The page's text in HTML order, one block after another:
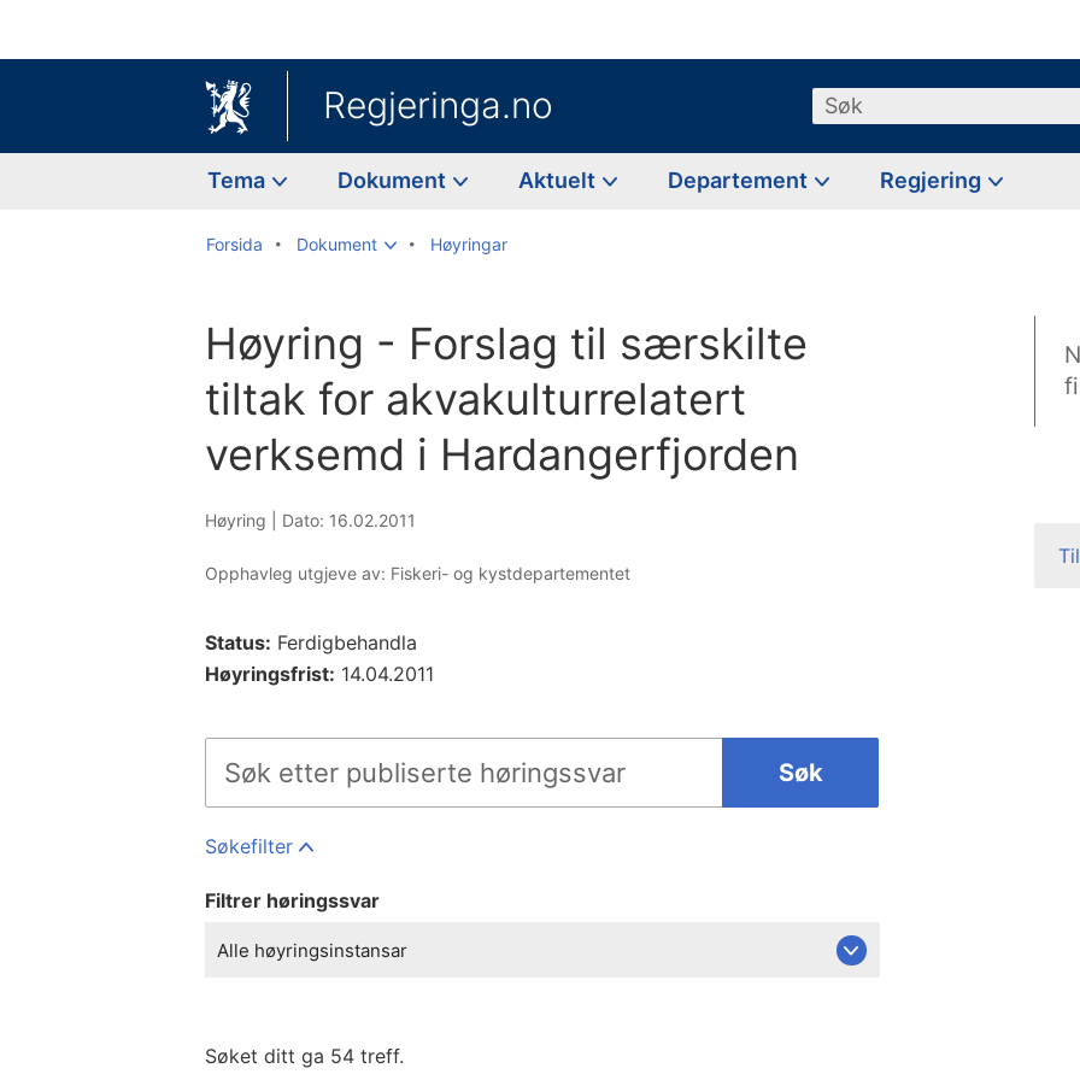
Regjeringa.no Søk
Tema Dokument Aktuelt Departement Regjering
Forsida Dokument Høyringar
Høyring - Forslag til særskilte
tiltak for akvakulturrelatert
verksemd i Hardangerfjorden
Høyring | Dato: 16.02.2011
Opphavleg utgjeve av: Fiskeri- og kystdepartementet
Status: Ferdigbehandla
Høyringsfrist: 14.04.2011
Søk
Søkefilter
Filtrer høringssvar
Alle høyringsinstansar
Søket ditt ga 54 treff.